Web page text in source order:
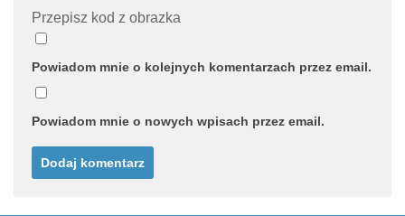
Przepisz kod z obrazka
Powiadom mnie o kolejnych komentarzach przez email.
Powiadom mnie o nowych wpisach przez email.